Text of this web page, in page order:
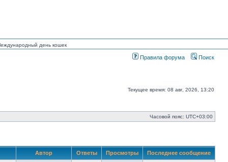
день кошек
Правила форума Поиск
Текущее время: 08 авг, 2026, 13:20
Часовой пояс: UTC+03:00
Автор Ответы Просмотры Последнее сообщение